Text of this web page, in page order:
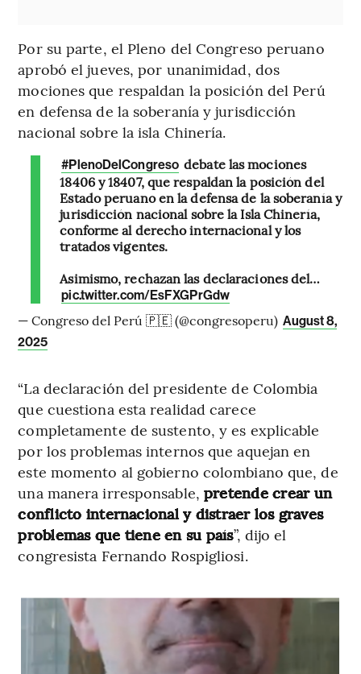
Por su parte, el Pleno del Congreso peruano
aprobó el jueves, por unanimidad, dos
mociones que respaldan la posición del Perú
en defensa de la soberanía y jurisdicción
nacional sobre la isla Chinería.
#PlenoDelCongreso debate las mociones
18406 y 18407, que respaldan la posición del
Estado peruano en la defensa de la soberanía y
jurisdicción nacional sobre la Isla Chinería,
conforme al derecho internacional y los
tratados vigentes.
Asimismo, rechazan las declaraciones del…
pic.twitter.com/EsFXGPrGdw
— Congreso del Perú 🇵🇪 (@congresoperu) August 8,
2025
“La declaración del presidente de Colombia
que cuestiona esta realidad carece
completamente de sustento, y es explicable
por los problemas internos que aquejan en
este momento al gobierno colombiano que, de
una manera irresponsable, pretende crear un
conflicto internacional y distraer los graves
problemas que tiene en su país”, dijo el
congresista Fernando Rospigliosi.